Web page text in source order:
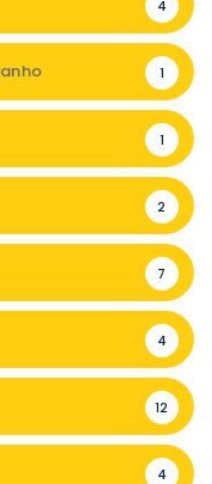
4
1
1
2
7
4
12
4